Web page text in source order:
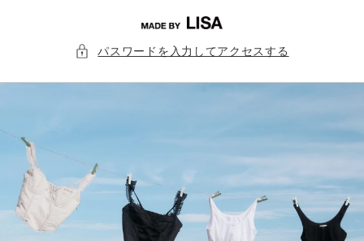
パスワードを入力してアクセスする